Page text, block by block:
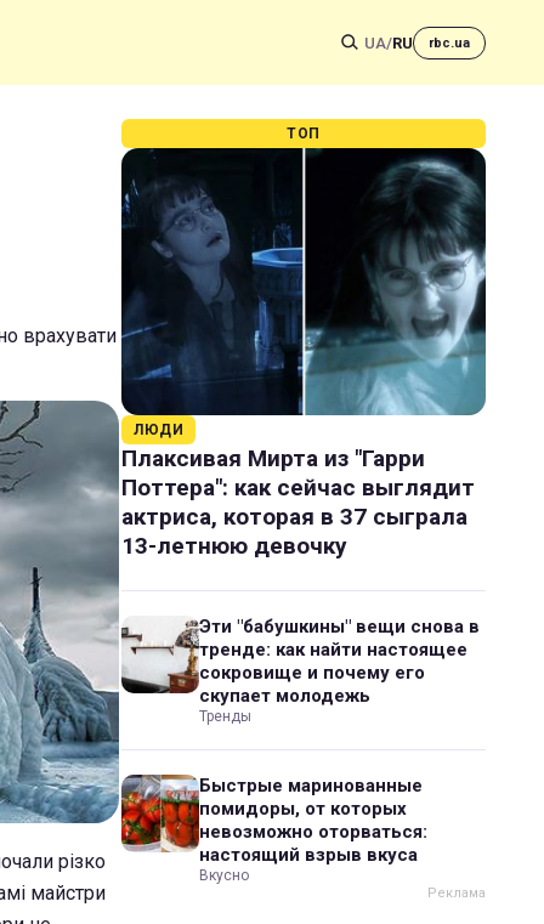
UA/RU rbc.ua
врахувати
різко
майстри
ТОП
ЛЮДИ
Плаксивая Мирта из "Гарри
Поттера": как сейчас выглядит
актриса, которая в 37 сыграла
13-летнюю девочку
Эти "бабушкины" вещи снова в
тренде: как найти настоящее
сокровище и почему его
скупает молодежь
Тренды
Быстрые маринованные
помидоры, от которых
невозможно оторваться:
настоящий взрыв вкуса
Вкусно